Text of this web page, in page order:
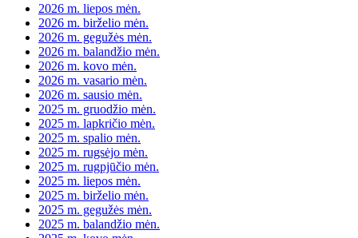
2026 m. liepos mėn.
2026 m. birželio mėn.
2026 m. gegužės mėn.
2026 m. balandžio mėn.
2026 m. kovo mėn.
2026 m. vasario mėn.
2026 m. sausio mėn.
2025 m. gruodžio mėn.
2025 m. lapkričio mėn.
2025 m. spalio mėn.
2025 m. rugsėjo mėn.
2025 m. rugpjūčio mėn.
2025 m. liepos mėn.
2025 m. birželio mėn.
2025 m. gegužės mėn.
2025 m. balandžio mėn.